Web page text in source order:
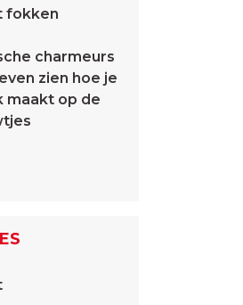
fokken
charmeurs
zien hoe je
maakt op de